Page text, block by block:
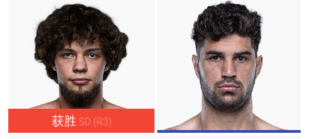
获胜 SD (R3)
赛事
查看集锦
名字
提交此表格签署弹出免责声明，即表示您同意我们
的隐私政策，我们将收集、使用和披露您的信息。